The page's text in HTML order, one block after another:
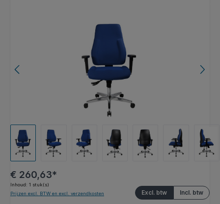
€ 260,63*
Inhoud: 1 stuk(s)
Incl. btw
Excl. btw
Prijzen excl. BTW en excl. verzendkosten